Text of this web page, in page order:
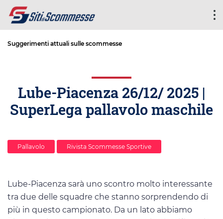
Suggerimenti attuali sulle scommesse
Lube-Piacenza 26/12/ 2025 |
SuperLega pallavolo maschile
Pallavolo Rivista Scommesse Sportive
Lube-Piacenza sarà uno scontro molto interessante
tra due delle squadre che stanno sorprendendo di
più in questo campionato. Da un lato abbiamo